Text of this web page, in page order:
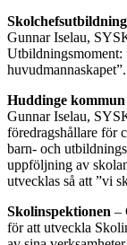
Skolchefsutbildning
Gunnar Iselau,
Utbildningsmoment:
huvudmannaskapet”.
Huddinge kommun
Gunnar Iselau,
föredragshållare för
barn- och
uppföljning av
utvecklas så att ”vi
Skolinspektionen –
för att utveckla